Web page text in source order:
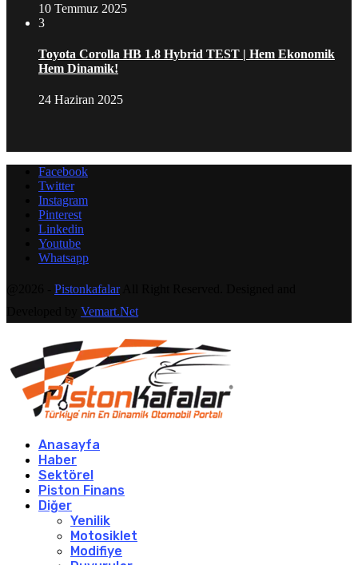
10 Temmuz 2025
3
Toyota Corolla HB 1.8 Hybrid TEST | Hem Ekonomik
Hem Dinamik!
24 Haziran 2025
Facebook
Twitter
Instagram
Pinterest
Linkedin
Youtube
Whatsapp
PistonkafalarAll Right Reserved. Designed and
Vemart.Net
Anasayfa
Haber
Sektörel
Piston Finans
Diğer
Yenilik
Motosiklet
Modifiye